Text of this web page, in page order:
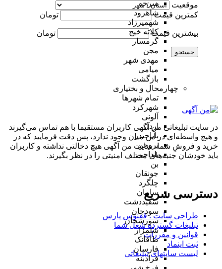
سرخه
شاهرود
شهمیرزاد
کلاته خیج
گرمسار
مجن
مهدی شهر
میامی
بازگشت
چهارمحال و بختیاری
تمام شهر‌ها
شهرکرد
آلونی
اردل
باباحیدر
بروجن
بلداجی
بن
جونقان
چلگرد
سامان
سفیددشت
سودجان
سورشجان
شلمزار
طاقانک
فارسان
فرادبنه
موقعیت
کمترین قیمت
تومان
بیشترین قیمت تومان
جستجو
در سایت تبلیغاتی من آگهی کاربران مستقیما با هم تماس می‌گیرند
و هیچ واسطه‌ای در این میان وجود ندارد، پس دقت فرمایید که در
خرید و فروشِ شما، سایت من آگهی هیچ دخالتی نداشته و کاربران
باید خودشان جنبه‌های مختلف امنیتی را در نظر بگیرند.
دسترسی سریع
طراحی سایت :‌ ققنوس پارس
تبلیغات گسترده شغل شما
قوانین و مقررات
ثبت اینماد
لیست سایتهای تبلیغاتی